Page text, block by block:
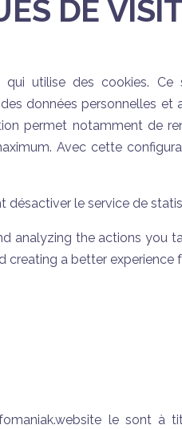
DE
utilise des cookies.
données personnelles et
permet notamment de
Avec cette
le service de
analyzing the actions you
a better experience
le sont